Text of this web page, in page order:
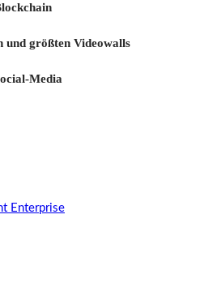
und größten Videowalls
Media
Enterprise